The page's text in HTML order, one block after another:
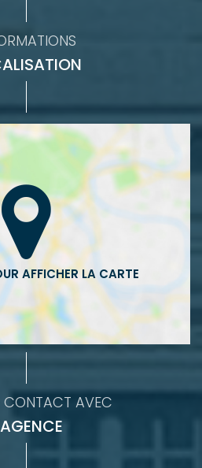
CONTACT AVEC